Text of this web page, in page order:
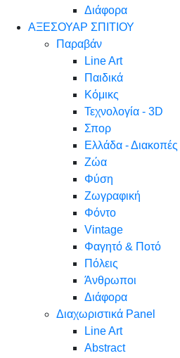
Διάφορα
ΑΞΕΣΟΥΑΡ ΣΠΙΤΙΟΥ
Παραβάν
Line Art
Παιδικά
Κόμικς
Τεχνολογία - 3D
Σπορ
Ελλάδα - Διακοπές
Ζώα
Φύση
Ζωγραφική
Φόντο
Vintage
Φαγητό & Ποτό
Πόλεις
Άνθρωποι
Διάφορα
Διαχωριστικά Panel
Line Art
Abstract